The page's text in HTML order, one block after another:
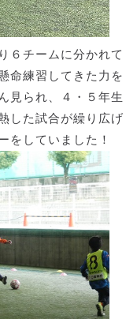
６チームに分かれて
命練習してきた力を
見られ、４・５年生
した試合が繰り広げ
をしていました！